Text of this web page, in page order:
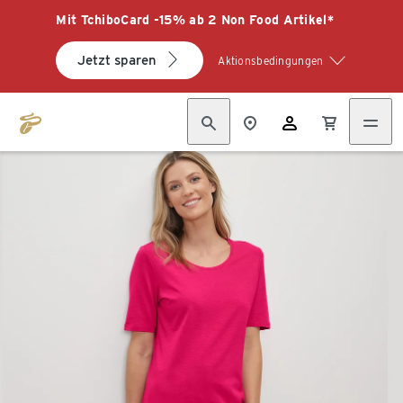
Mit TchiboCard -15% ab 2 Non Food Artikel*
Jetzt sparen Aktionsbedingungen